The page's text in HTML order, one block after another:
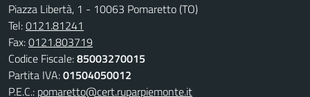
Piazza Libertà, 1 - 10063 Pomaretto (TO)
Tel:0121.81241
Fax:0121.803719
Codice Fiscale:85003270015
Partita IVA:01504050012
P.E.C.: pomaretto@cert.ruparpiemonte.it